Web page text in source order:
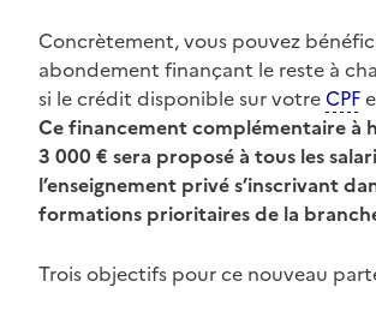
Concrètement, vous pouvez
abondement finançant le reste à
si le crédit disponible sur votreCPF
Ce financement complémentaire à
3 000 € sera proposé à tous les
l’enseignement privé s’inscrivant
formations prioritaires de la
Trois objectifs pour ce nouveau